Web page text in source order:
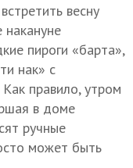
весну
пироги «барта»,
нак» с
правило, утром
в доме
ручные
может быть